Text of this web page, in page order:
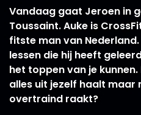
Vandaag gaat Jeroen in
Toussaint. Auke is
fitste man van
lessen die hij heeft
het toppen van je
alles uit jezelf haalt maar
overtraind raakt?